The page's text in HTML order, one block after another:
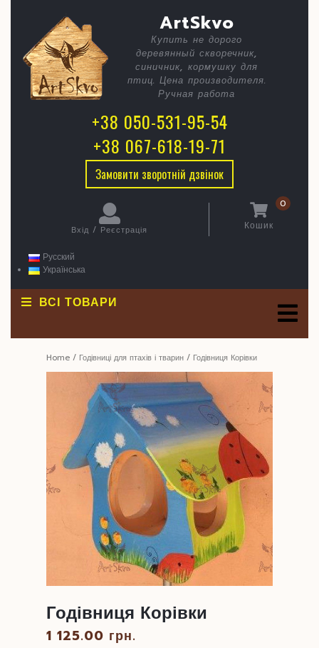
ArtSkvo
Корівки
Купить не дорого
деревянный скворечник,
синичник, кормушку для
птиц. Цена производителя.
Ручная работа
+38 050-531-95-54
+38 067-618-19-71
Замовити зворотній дзвінок
Вхід / Реєстрація
Кошик
0
Русский
Українська
ВСІ ТОВАРИ
Home / Годівниці для птахів і тварин / Годівниця Корівки
Годівниця Корівки
1 125.00 грн.